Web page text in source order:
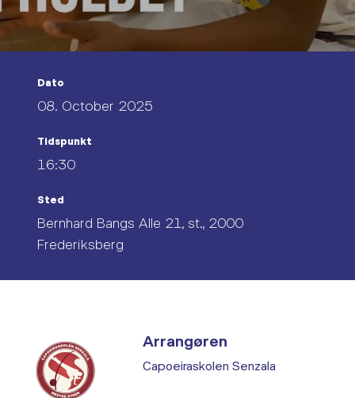
Dato
08. October 2025
Tidspunkt
16:30
Sted
Bernhard Bangs Alle 21, st., 2000
Frederiksberg
Arrangøren
Capoeiraskolen Senzala